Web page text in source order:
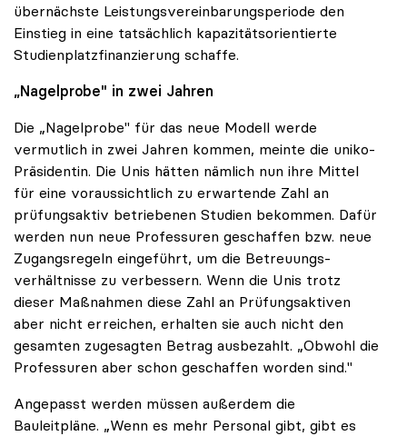
übernächste Leistungsvereinbarungsperiode den
Einstieg in eine tatsächlich kapazitätsorientierte
Studienplatzfinanzierung schaffe.
„Nagelprobe" in zwei Jahren
Die „Nagelprobe" für das neue Modell werde
vermutlich in zwei Jahren kommen, meinte die uniko-
Präsidentin. Die Unis hätten nämlich nun ihre Mittel
für eine voraussichtlich zu erwartende Zahl an
prüfungsaktiv betriebenen Studien bekommen. Dafür
werden nun neue Professuren geschaffen bzw. neue
Zugangsregeln eingeführt, um die Betreuungs-
verhältnisse zu verbessern. Wenn die Unis trotz
dieser Maßnahmen diese Zahl an Prüfungsaktiven
aber nicht erreichen, erhalten sie auch nicht den
gesamten zugesagten Betrag ausbezahlt. „Obwohl die
Professuren aber schon geschaffen worden sind."
Angepasst werden müssen außerdem die
Bauleitpläne. „Wenn es mehr Personal gibt, gibt es